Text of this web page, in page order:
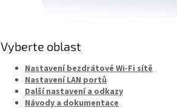
Vyberte oblast
Nastavení bezdrátové Wi‑Fi sítě
Nastavení LAN portů
Další nastavení a odkazy
Návody a dokumentace